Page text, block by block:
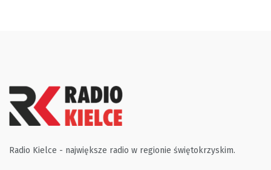
Radio Kielce - największe radio w regionie świętokrzyskim.